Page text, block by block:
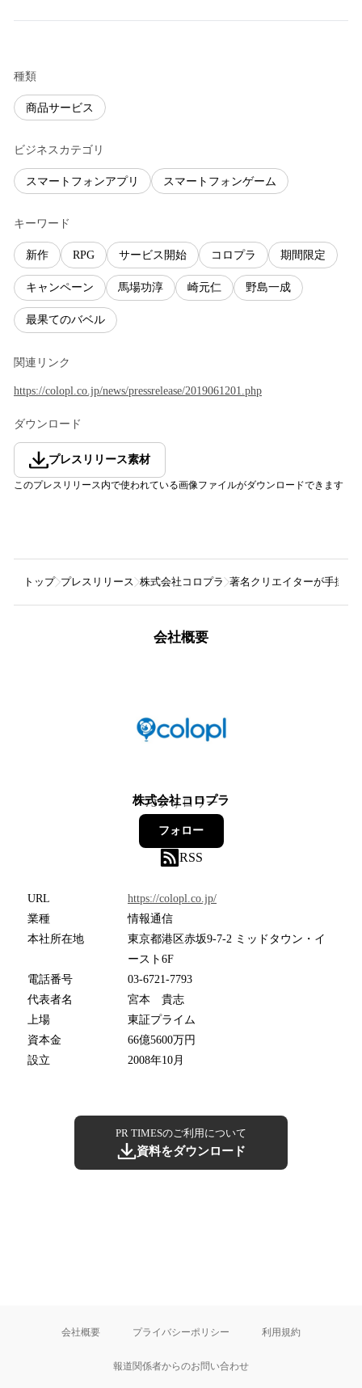
種類
商品サービス
ビジネスカテゴリ
スマートフォンアプリ スマートフォンゲーム
キーワード
新作 RPG サービス開始 コロプラ 期間限定
キャンペーン 馬場功淳 崎元仁 野島一成
最果てのバベル
関連リンク
https://colopl.co.jp/news/pressrelease/2019061201.php
ダウンロード
プレスリリース素材
このプレスリリース内で使われている画像ファイルがダウンロードできます
トップ プレスリリース 株式会社コロプラ 著名クリエイターが手掛け
会社概要
株式会社コロプラ
73フォロワー
フォロー
RSS
URL
https://colopl.co.jp/
業種
情報通信
本社所在地
東京都港区赤坂9-7-2 ミッドタウン・イ
ースト6F
電話番号
03-6721-7793
代表者名
宮本 貴志
上場
東証プライム
資本金
66億5600万円
設立
2008年10月
PR TIMESのご利用について
資料をダウンロード
会社概要 プライバシーポリシー 利用規約
報道関係者からのお問い合わせ